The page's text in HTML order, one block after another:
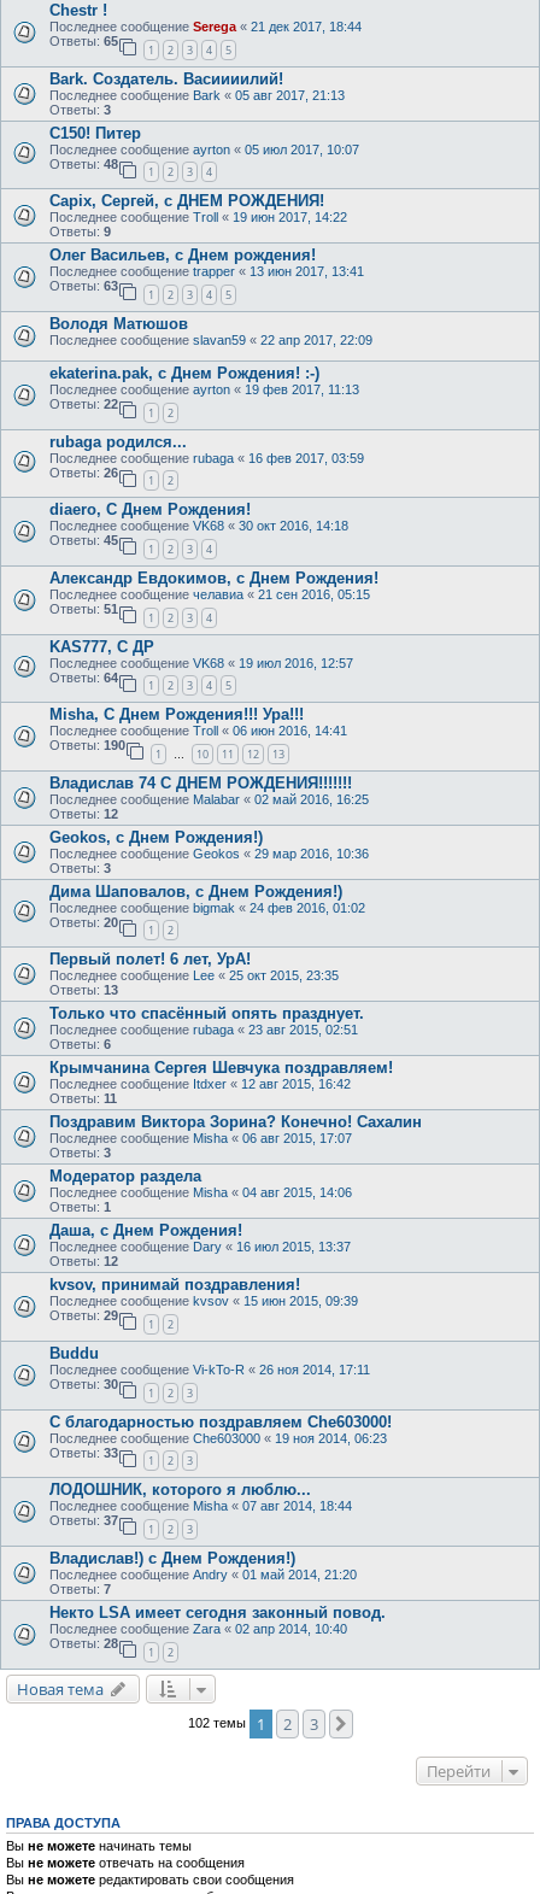
Chestr !
Последнее сообщение Serega « 21 дек 2017, 18:44
Ответы: 65
1 2 3 4 5
Bark. Создатель. Васиииилий!
Последнее сообщение Bark « 05 авг 2017, 21:13
Ответы: 3
C150! Питер
Последнее сообщение ayrton « 05 июл 2017, 10:07
Ответы: 48
1 2 3 4
Capix, Сергей, с ДНЕМ РОЖДЕНИЯ!
Последнее сообщение Troll « 19 июн 2017, 14:22
Ответы: 9
Олег Васильев, с Днем рождения!
Последнее сообщение trapper « 13 июн 2017, 13:41
Ответы: 63
1 2 3 4 5
Володя Матюшов
Последнее сообщение slavan59 « 22 апр 2017, 22:09
ekaterina.pak, с Днем Рождения! :-)
Последнее сообщение ayrton « 19 фев 2017, 11:13
Ответы: 22
1 2
rubaga родился...
Последнее сообщение rubaga « 16 фев 2017, 03:59
Ответы: 26
1 2
diaero, С Днем Рождения!
Последнее сообщение VK68 « 30 окт 2016, 14:18
Ответы: 45
1 2 3 4
Александр Евдокимов, с Днем Рождения!
Последнее сообщение челавиа « 21 сен 2016, 05:15
Ответы: 51
1 2 3 4
KAS777, С ДР
Последнее сообщение VK68 « 19 июл 2016, 12:57
Ответы: 64
1 2 3 4 5
Misha, С Днем Рождения!!! Ура!!!
Последнее сообщение Troll « 06 июн 2016, 14:41
Ответы: 190
1 … 10 11 12 13
Владислав 74 С ДНЕМ РОЖДЕНИЯ!!!!!!!
Последнее сообщение Malabar « 02 май 2016, 16:25
Ответы: 12
Geokos, с Днем Рождения!)
Последнее сообщение Geokos « 29 мар 2016, 10:36
Ответы: 3
Дима Шаповалов, с Днем Рождения!)
Последнее сообщение bigmak « 24 фев 2016, 01:02
Ответы: 20
1 2
Первый полет! 6 лет, УрА!
Последнее сообщение Lee « 25 окт 2015, 23:35
Ответы: 13
Только что спасённый опять празднует.
Последнее сообщение rubaga « 23 авг 2015, 02:51
Ответы: 6
Крымчанина Сергея Шевчука поздравляем!
Последнее сообщение Itdxer « 12 авг 2015, 16:42
Ответы: 11
Поздравим Виктора Зорина? Конечно! Сахалин
Последнее сообщение Misha « 06 авг 2015, 17:07
Ответы: 3
Модератор раздела
Последнее сообщение Misha « 04 авг 2015, 14:06
Ответы: 1
Даша, с Днем Рождения!
Последнее сообщение Dary « 16 июл 2015, 13:37
Ответы: 12
kvsov, принимай поздравления!
Последнее сообщение kvsov « 15 июн 2015, 09:39
Ответы: 29
1 2
Buddu
Последнее сообщение Vi-kTo-R « 26 ноя 2014, 17:11
Ответы: 30
1 2 3
С благодарностью поздравляем Che603000!
Последнее сообщение Che603000 « 19 ноя 2014, 06:23
Ответы: 33
1 2 3
ЛОДОШНИК, которого я люблю...
Последнее сообщение Misha « 07 авг 2014, 18:44
Ответы: 37
1 2 3
Владислав!) с Днем Рождения!)
Последнее сообщение Andry « 01 май 2014, 21:20
Ответы: 7
Некто LSA имеет сегодня законный повод.
Последнее сообщение Zara « 02 апр 2014, 10:40
Ответы: 28
1 2
Новая тема
102 темы 1 2 3
Перейти
ПРАВА ДОСТУПА
Вы не можете начинать темы
Вы не можете отвечать на сообщения
Вы не можете редактировать свои сообщения